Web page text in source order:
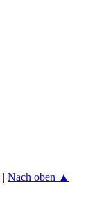
| Nach oben ▲